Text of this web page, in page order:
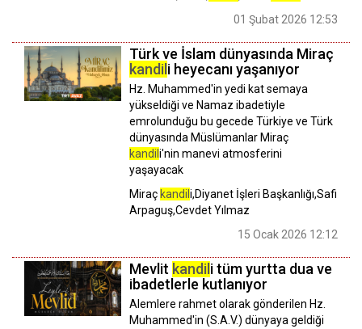
01 Şubat 2026 12:53
Türk ve İslam dünyasında Miraç
kandil i heyecanı yaşanıyor
Hz. Muhammed'in yedi kat semaya
yükseldiği ve Namaz ibadetiyle
emrolunduğu bu gecede Türkiye ve Türk
dünyasında Müslümanlar Miraç
kandil i'nin manevi atmosferini
yaşayacak
Miraç kandil i,Diyanet İşleri Başkanlığı,Safi
Arpaguş,Cevdet Yılmaz
15 Ocak 2026 12:12
Mevlit kandil i tüm yurtta dua ve
ibadetlerle kutlanıyor
Alemlere rahmet olarak gönderilen Hz.
Muhammed'in (S.A.V.) dünyaya geldiği